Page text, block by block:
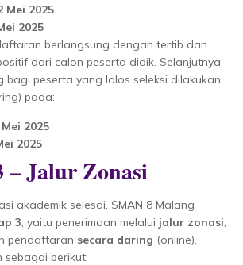
Mei 2025
2025
berlangsung dengan tertib dan
dari calon peserta didik. Selanjutnya,
bagi peserta yang lolos seleksi dilakukan
pada:
2025
2025
– Jalur Zonasi
akademik selesai, SMAN 8 Malang
3, yaitu penerimaan melalui jalur zonasi,
pendaftaran secara daring (online).
sebagai berikut: